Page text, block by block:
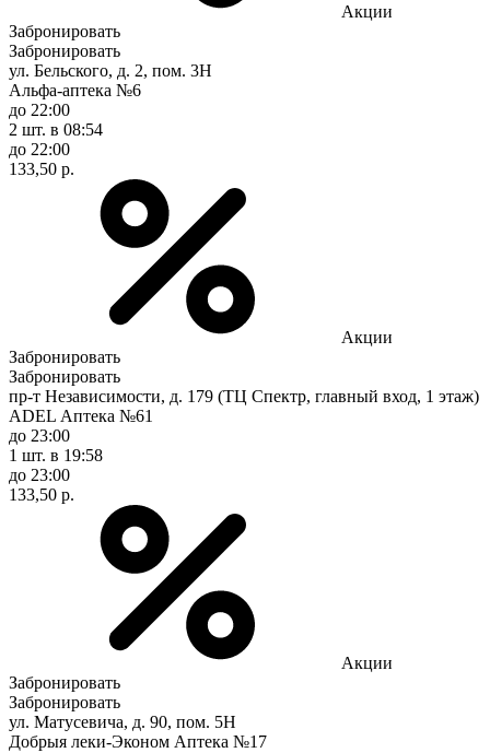
Акции
Забронировать
Забронировать
ул. Бельского, д. 2, пом. 3Н
Альфа-аптека №6
до 22:00
2 шт. в 08:54
до 22:00
133,50 р.
Акции
Забронировать
Забронировать
пр-т Независимости, д. 179 (ТЦ Спектр, главный вход, 1 этаж)
ADEL Аптека №61
до 23:00
1 шт. в 19:58
до 23:00
133,50 р.
Акции
Забронировать
Забронировать
ул. Матусевича, д. 90, пом. 5Н
Добрыя леки-Эконом Аптека №17